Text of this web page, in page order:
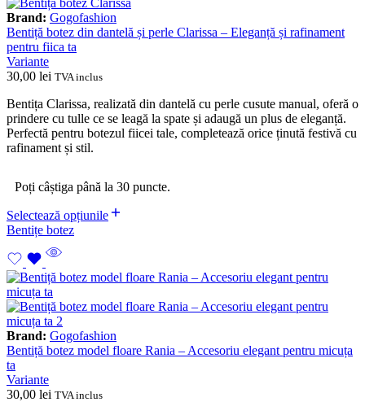
Brand: Gogofashion
Bentiță botez din dantelă și perle Clarissa – Eleganță și rafinament
pentru fiica ta
Variante
30,00 lei TVA inclus
Bentița Clarissa, realizată din dantelă cu perle cusute manual, oferă o
prindere cu tulle ce se leagă la spate și adaugă un plus de eleganță.
Perfectă pentru botezul fiicei tale, completează orice ținută festivă cu
rafinament și stil.
Poți câștiga până la 30 puncte.
Selectează opțiunile
Bentițe botez
Brand: Gogofashion
Bentiță botez model floare Rania – Accesoriu elegant pentru micuța
ta
Variante
30,00 lei TVA inclus